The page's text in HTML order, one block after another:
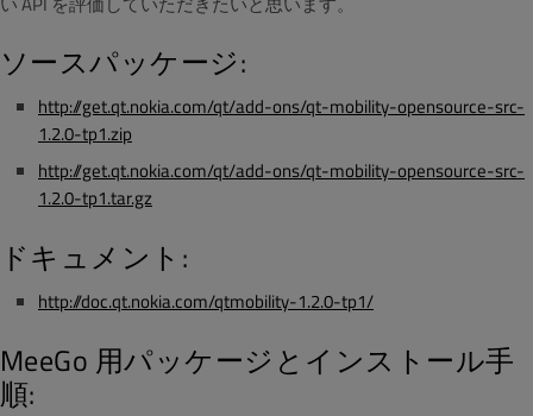
ソースパッケージ:
http://get.qt.nokia.com/qt/add-ons/qt-mobility-opensource-src-
1.2.0-tp1.zip
http://get.qt.nokia.com/qt/add-ons/qt-mobility-opensource-src-
1.2.0-tp1.tar.gz
ドキュメント:
http://doc.qt.nokia.com/qtmobility-1.2.0-tp1/
MeeGo 用パッケージとインストール手
順: